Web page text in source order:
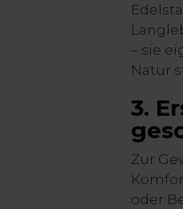
– sie
Natur
3.
Zur
oder